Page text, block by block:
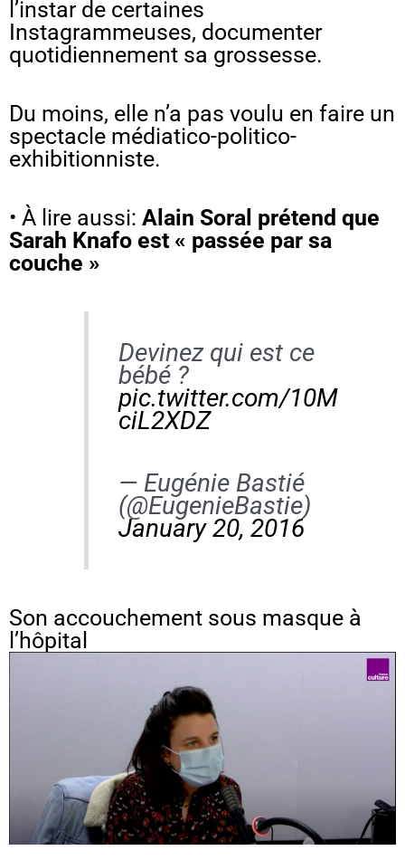
l’instar de certaines
Instagrammeuses, documenter
quotidiennement sa grossesse.
Du moins, elle n’a pas voulu en faire un
spectacle médiatico-politico-
exhibitionniste.
• À lire aussi: Alain Soral prétend que
Sarah Knafo est « passée par sa
couche »
Devinez qui est ce
bébé ?
pic.twitter.com/10M
ciL2XDZ
— Eugénie Bastié
(@EugenieBastie)
January 20, 2016
Son accouchement sous masque à
l’hôpital